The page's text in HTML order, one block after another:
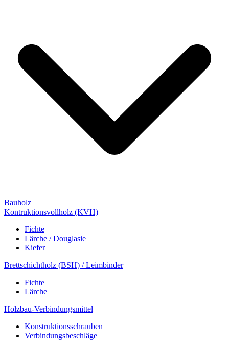
Bauholz
Kontruktionsvollholz (KVH)
Fichte
Lärche / Douglasie
Kiefer
Brettschichtholz (BSH) / Leimbinder
Fichte
Lärche
Holzbau-Verbindungsmittel
Konstruktionsschrauben
Verbindungsbeschläge